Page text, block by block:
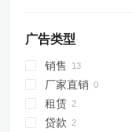
广告类型
销售
厂家直销
租赁
贷款